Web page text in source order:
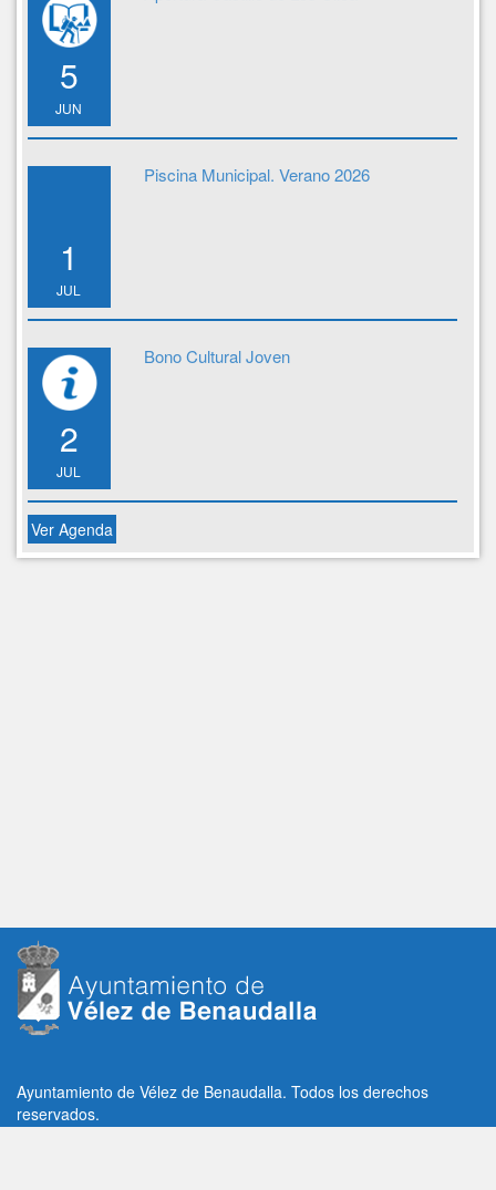
5
JUN
1
JUL
Piscina Municipal. Verano 2026
2
JUL
Bono Cultural Joven
Ver Agenda
Ayuntamiento de Vélez de Benaudalla. Todos los derechos
reservados.